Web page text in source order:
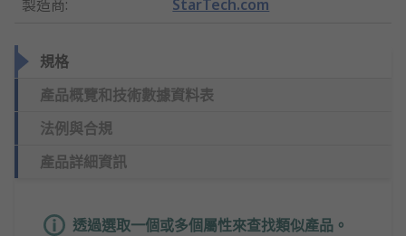
製造商: StarTech.com
規格
產品概覽和技術數據資料表
法例與合規
產品詳細資訊
透過選取一個或多個屬性來查找類似產品。